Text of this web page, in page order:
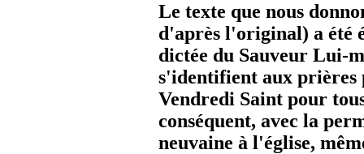
Le texte que nous
d'après l'original) a été
dictée du Sauveur Lui-
s'identifient aux prières
Vendredi Saint pour
conséquent, avec la
neuvaine à l'église,